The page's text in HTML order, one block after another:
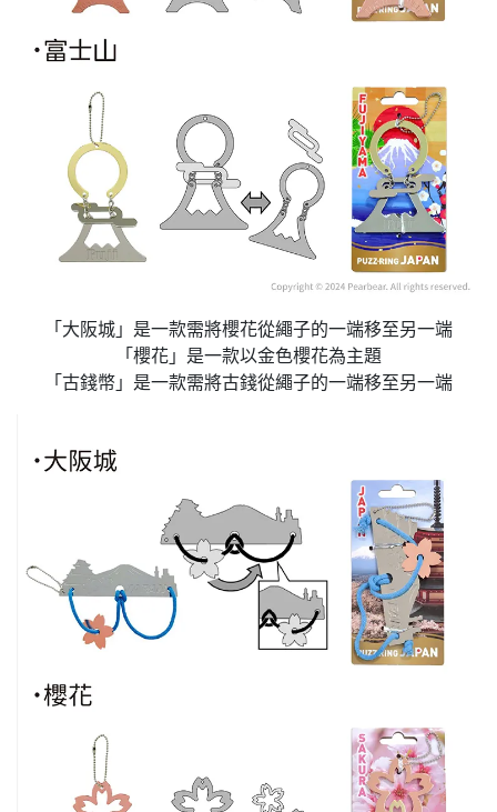
「大阪城」是一款需將櫻花從繩子的一端移至另一端
「櫻花」是一款以金色櫻花為主題
「古錢幣」是一款需將古錢從繩子的一端移至另一端